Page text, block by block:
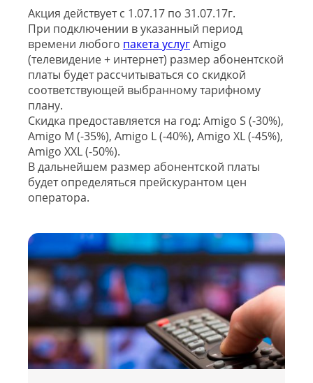
Акция действует с 1.07.17 по 31.07.17г.
При подключении в указанный период
времени любого пакета услугAmigo
(телевидение + интернет) размер абонентской
платы будет рассчитываться со скидкой
соответствующей выбранному тарифному
плану.
Скидка предоставляется на год: Amigo S (-30%),
Amigo M (-35%), Amigo L (-40%), Amigo XL (-45%),
Amigo XXL (-50%).
В дальнейшем размер абонентской платы
будет определяться прейскурантом цен
оператора.